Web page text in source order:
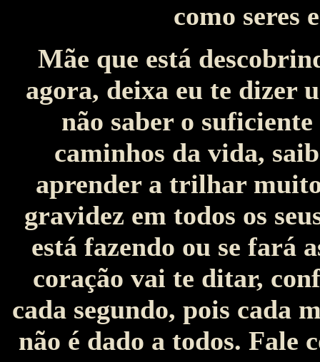
como seres
Mãe que está
agora, deixa eu te dizer
não saber o
caminhos da vida,
aprender a trilhar
gravidez em todos os
está fazendo ou se fará
coração vai te ditar,
cada segundo, pois cada
não é dado a todos. Fale